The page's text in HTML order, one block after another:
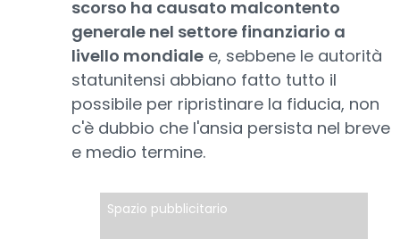
scorso ha causato malcontento
generale nel settore finanziario a
livello mondiale e, sebbene le autorità
statunitensi abbiano fatto tutto il
possibile per ripristinare la fiducia, non
c'è dubbio che l'ansia persista nel breve
e medio termine.
Spazio pubblicitario